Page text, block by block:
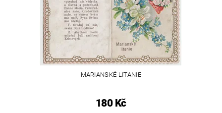
MARIANSKÉ LITANIE
180 Kč